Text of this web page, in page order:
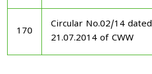
170
Circular No.02/14 dated
21.07.2014 of CWW